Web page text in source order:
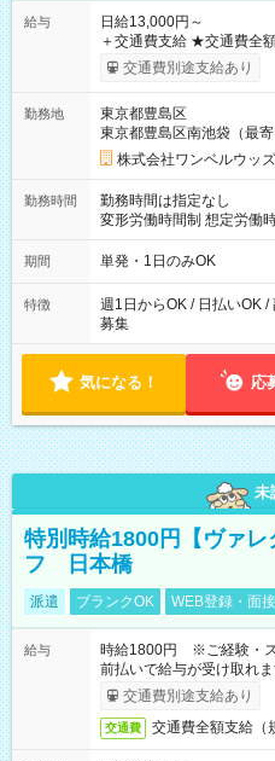
給与
日給13,000円～
＋交通費支給 ★交通費全額支給！ ┗案件により規定あり ★日払
いOK！（規定あり） ┗働
ンビニATMから 日払い分を引き落
交通費別途支給あり
勤務地
東京都豊島区
東京都豊島区南池袋（最寄
株式会社ワンベルウッズ
勤務時間
勤務時間は指定なし
変形労働時間制 想定労働時間160時間/月
～21：00
期間 単発・1日のみOK
特徴
週1日からOK / 日払いOK
募集
気になる！ 応
未
特別時給1800円【ヴァ
フ 日本橋
派遣 ブランクOK WEB登録・面
給与
時給1800円 ※ご経験・ス
前払いで給与が受け取れ
交通費別途支給あり
交通費 交通費全額支給（